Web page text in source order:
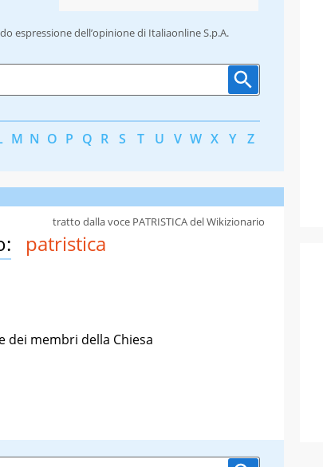
espressione dell’opinione di Italiaonline S.p.A.
M N O P Q R S T U V W X Y Z
patristica
dei membri della Chiesa
tratto dalla voce PATRISTICA del Wikizionario